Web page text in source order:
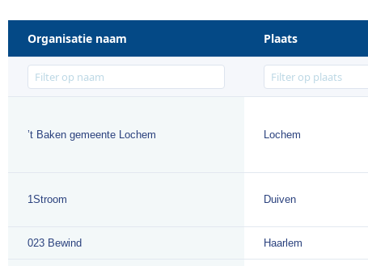
Organisatie naam Plaats
’t Baken gemeente Lochem Lochem
1Stroom Duiven
023 Bewind Haarlem